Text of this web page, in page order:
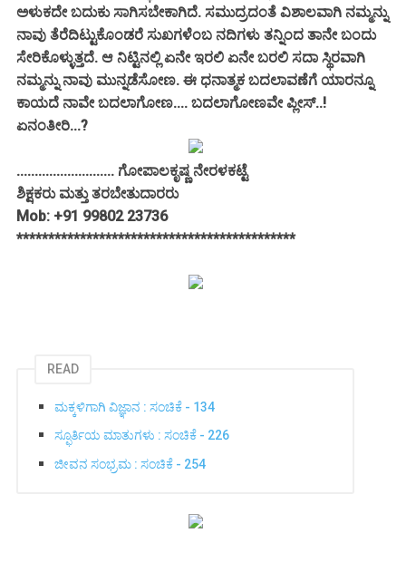
ಅಳುಕದೇ ಬದುಕು ಸಾಗಿಸಬೇಕಾಗಿದೆ. ಸಮುದ್ರದಂತೆ ವಿಶಾಲವಾಗಿ ನಮ್ಮನ್ನು
ನಾವು ತೆರೆದಿಟ್ಟುಕೊಂಡರೆ ಸುಖಗಳೆಂಬ ನದಿಗಳು ತನ್ನಿಂದ ತಾನೇ ಬಂದು
ಸೇರಿಕೊಳ್ಳುತ್ತದೆ. ಆ ನಿಟ್ಟಿನಲ್ಲಿ ಏನೇ ಇರಲಿ ಏನೇ ಬರಲಿ ಸದಾ ಸ್ಥಿರವಾಗಿ
ನಮ್ಮನ್ನು ನಾವು ಮುನ್ನಡೆಸೋಣ. ಈ ಧನಾತ್ಮಕ ಬದಲಾವಣೆಗೆ ಯಾರನ್ನೂ
ಕಾಯದೆ ನಾವೇ ಬದಲಾಗೋಣ.... ಬದಲಾಗೋಣವೇ ಪ್ಲೀಸ್..!
ಏನಂತೀರಿ...?
........................... ಗೋಪಾಲಕೃಷ್ಣ ನೇರಳಕಟ್ಟೆ
ಶಿಕ್ಷಕರು ಮತ್ತು ತರಬೇತುದಾರರು
Mob: +91 99802 23736
********************************************
READ
ಮಕ್ಕಳಿಗಾಗಿ ವಿಜ್ಞಾನ : ಸಂಚಿಕೆ - 134
ಸ್ಫೂರ್ತಿಯ ಮಾತುಗಳು : ಸಂಚಿಕೆ - 226
ಜೀವನ ಸಂಭ್ರಮ : ಸಂಚಿಕೆ - 254